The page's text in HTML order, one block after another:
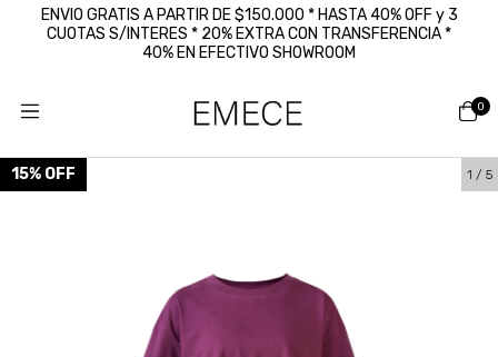
ENVIO GRATIS A PARTIR DE $150.000 * HASTA 40% OFF y 3
CUOTAS S/INTERES * 20% EXTRA CON TRANSFERENCIA *
40% EN EFECTIVO SHOWROOM
0
15% OFF 1 / 5